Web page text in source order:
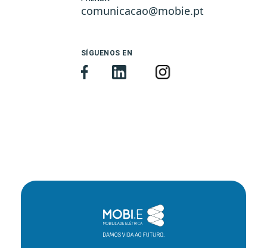
comunicacao@mobie.pt
SÍGUENOS EN